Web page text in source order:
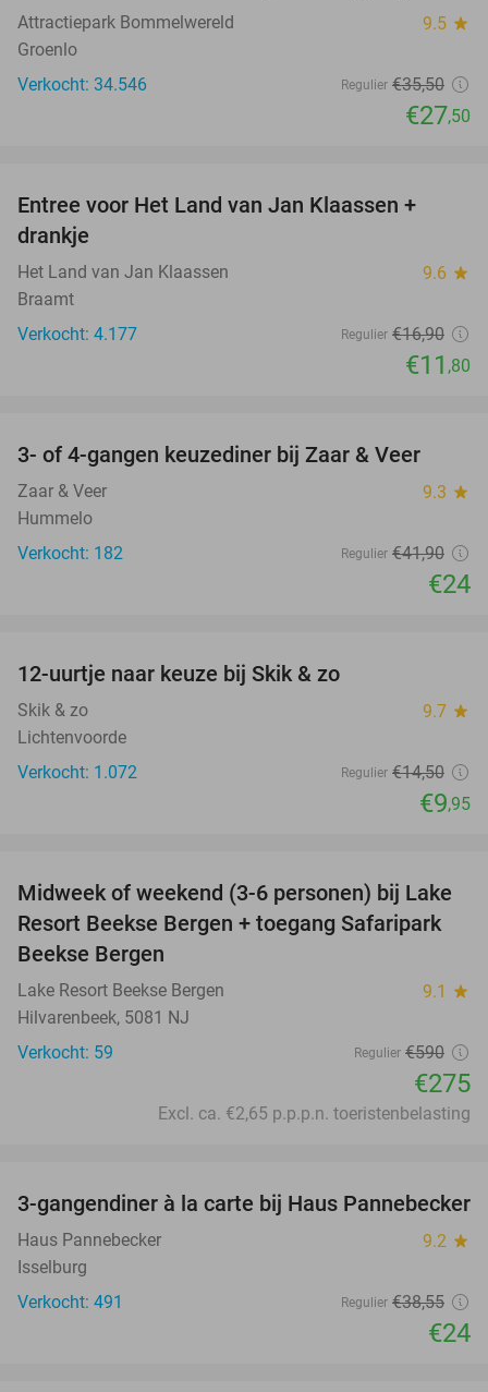
Attractiepark Bommelwereld 9.5 star
Groenlo
Verkocht: 34.546
Regulier €35,50
€27,50
Entree voor Het Land van Jan Klaassen +
drankje
Het Land van Jan Klaassen 9.6 star
Braamt
Verkocht: 4.177
Regulier €16,90
€11 ,80
3- of 4-gangen keuzediner bij Zaar & Veer
Zaar & Veer 9.3 star
Hummelo
Verkocht: 182
Regulier €41,90
€24
12-uurtje naar keuze bij Skik & zo
Skik & zo 9.7 star
Lichtenvoorde
Verkocht: 1.072
Regulier €14,50
€9,95
53%
Midweek of weekend (3-6 personen) bij Lake
Resort Beekse Bergen + toegang Safaripark
Beekse Bergen
Lake Resort Beekse Bergen 9.1 star
Hilvarenbeek, 5081 NJ
Verkocht: 59
Regulier €590
€275
Excl. ca. €2,65 p.p.p.n. toeristenbelasting
38%
3-gangendiner à la carte bij Haus Pannebecker
Haus Pannebecker 9.2 star
Isselburg
Verkocht: 491
Regulier €38,55
€24